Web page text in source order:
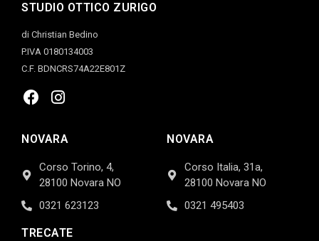
STUDIO OTTICO ZURIGO
di Christian Bedino
P.IVA 0180134003
C.F. BDNCRS74A22E801Z
NOVARA
Corso Torino, 4,
28100 Novara NO
0321 623123
NOVARA
Corso Italia, 31a,
28100 Novara NO
0321 495403
TRECATE